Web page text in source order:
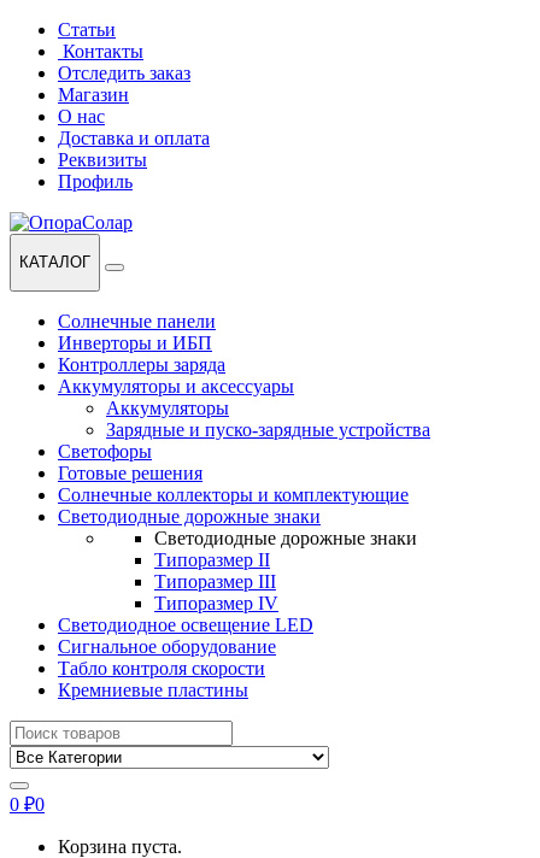
Перейти
навигации
Перейти
содержанию
Статьи
Контакты
Отследить заказ
Магазин
О нас
Доставка и оплата
Реквизиты
Профиль
КАТАЛОГ
Солнечные панели
Инверторы и ИБП
Контроллеры заряда
Аккумуляторы и аксессуары
Аккумуляторы
Зарядные и пуско-зарядные устройства
Светофоры
Готовые решения
Солнечные коллекторы и комплектующие
Светодиодные дорожные знаки
Светодиодные дорожные знаки
Типоразмер II
Типоразмер III
Типоразмер IV
Светодиодное освещение LED
Сигнальное оборудование
Табло контроля скорости
Кремниевые пластины
Найти:
0 ₽0
Корзина пуста.